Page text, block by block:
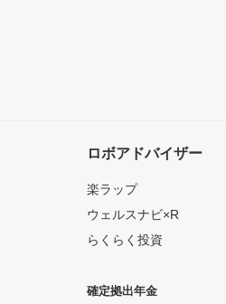
ロボアドバイザー
楽ラップ
ウェルスナビ×R
らくらく投資
確定拠出年金